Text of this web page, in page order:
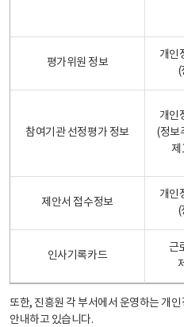
평가위원 정보
개인
(
참여기관 선정평가 정보
개인
(정보
제
제안서 접수정보
개인
(
인사기록카드
근
또한, 진흥원 각 부서에서 운영하는 개
안내하고 있습니다.